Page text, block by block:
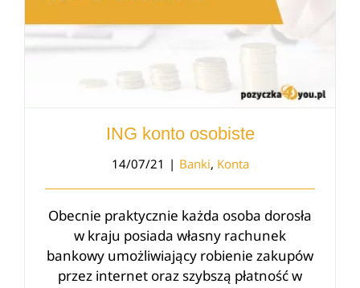
ING konto osobiste
14/07/21 | Banki, Konta
Obecnie praktycznie każda osoba dorosła
w kraju posiada własny rachunek
bankowy umożliwiający robienie zakupów
przez internet oraz szybszą płatność w